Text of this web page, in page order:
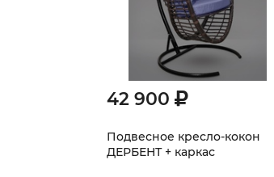
42 900
Подвесное кресло-кокон
ДЕРБЕНТ + каркас